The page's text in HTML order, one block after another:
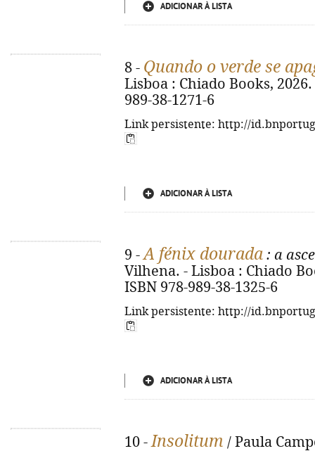
ADICIONAR À LISTA
8 - Quando o verde se
Lisboa : Chiado Books,
989-38-1271-6
Link persistente: http://
ADICIONAR À LISTA
9 -A fénix dourada : a
Vilhena. - Lisboa : Chiado
ISBN 978-989-38-1325-6
Link persistente: http://
ADICIONAR À LISTA
10 -Insolitum / Paula